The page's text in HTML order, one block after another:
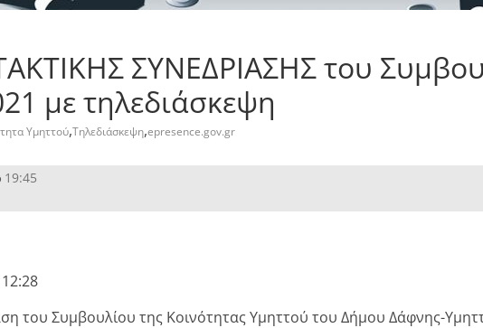
ΣΥΝΕΔΡΙΑΣΗΣ του
με τηλεδιάσκεψη
Υμηττού,Τηλεδιάσκεψη,epresence.gov.gr
19:45
του Συμβουλίου της Κοινότητας Υμηττού του Δήμου Δάφνης-